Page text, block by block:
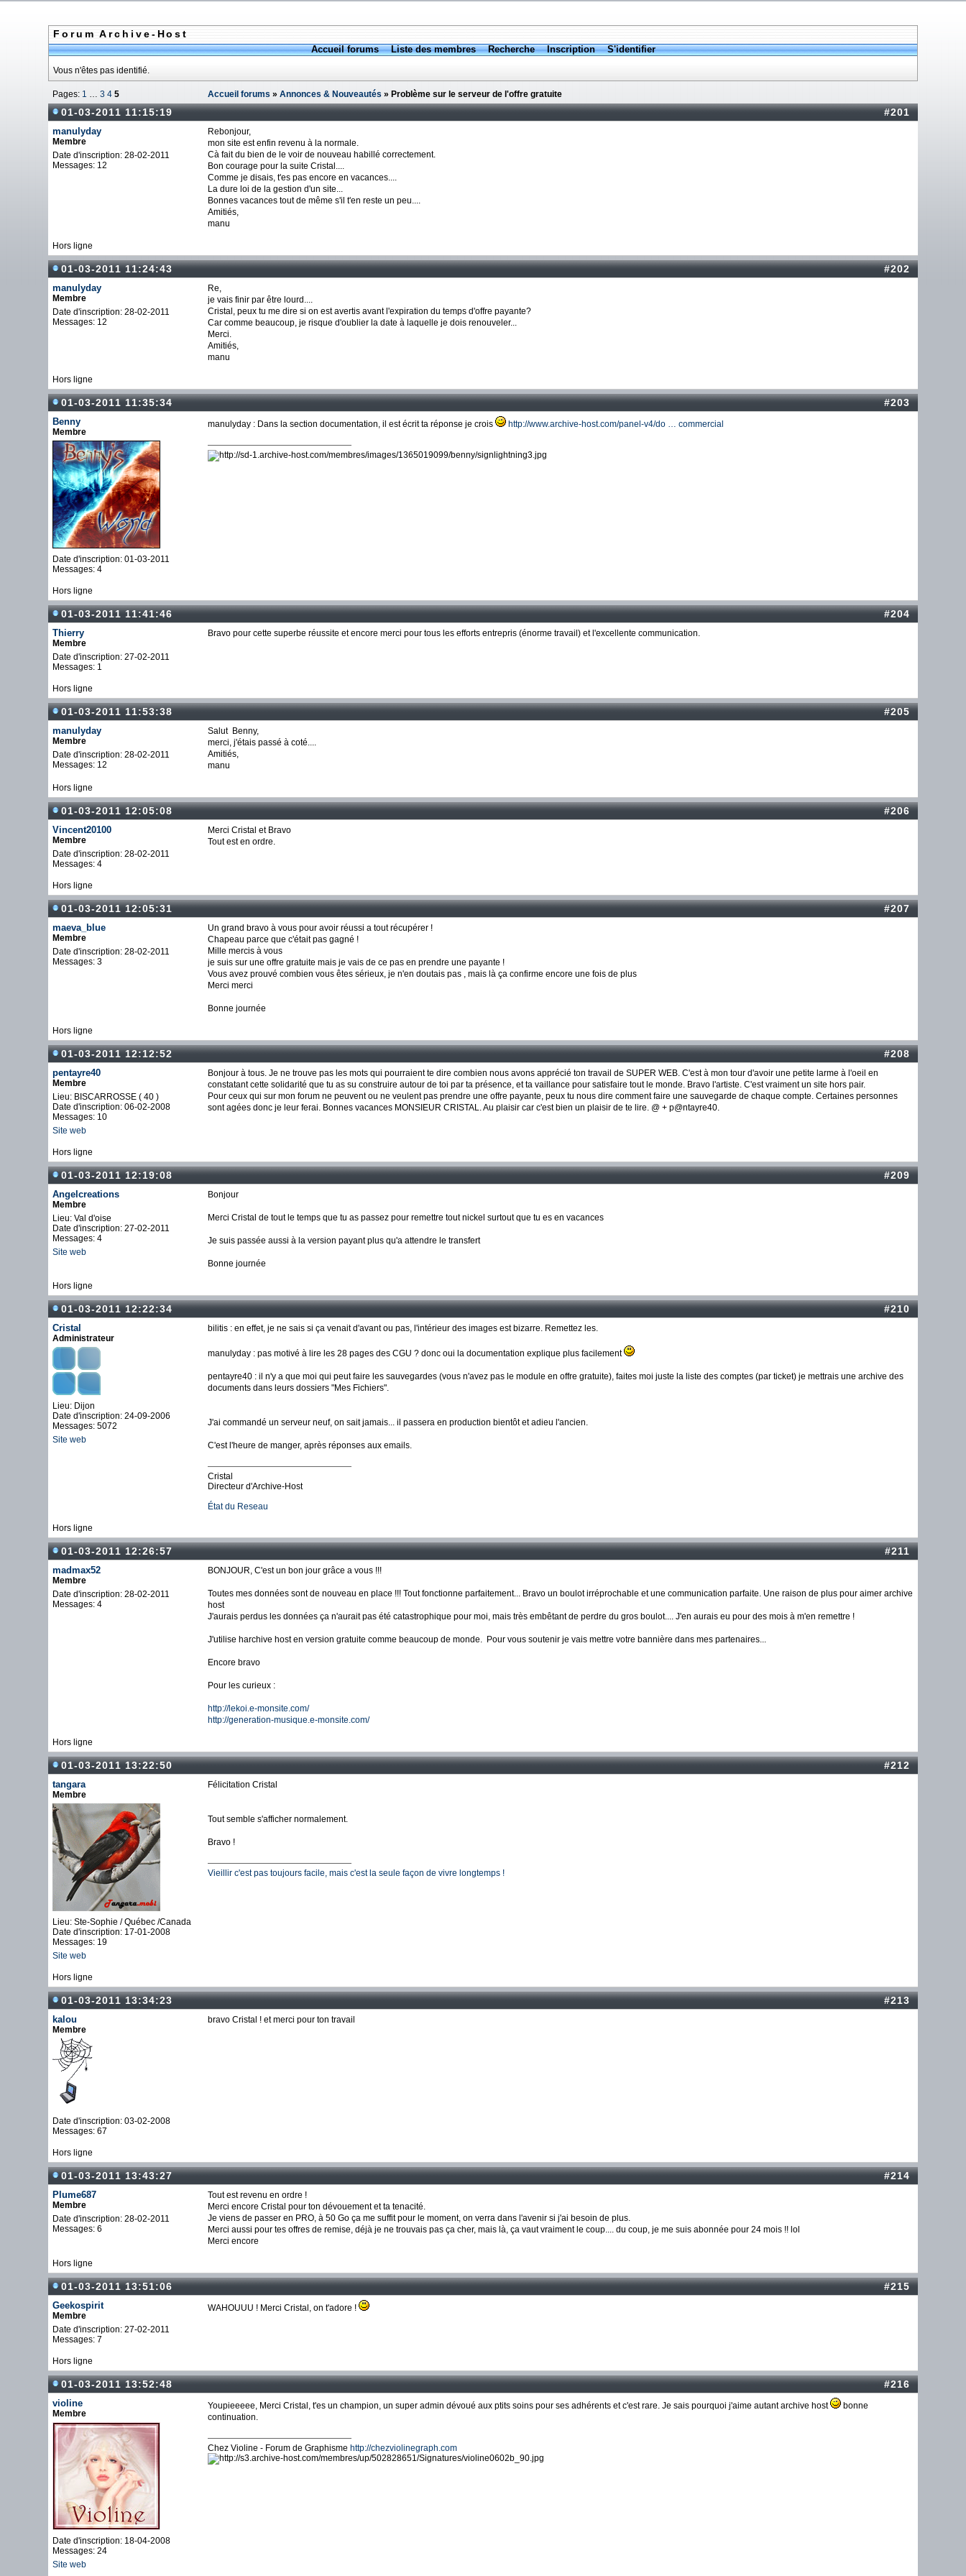
Forum Archive-Host
Accueil forums Liste des membres Recherche Inscription S'identifier
Vous n'êtes pas identifié.
Pages: 1 …3 4 5 Accueil forums »Annonces & Nouveautés » Problème sur le serveur de l'offre gratuite
#201
01-03-2011 11:15:19
manulyday
Membre
Date d'inscription: 28-02-2011
Messages: 12
Rebonjour,
mon site est enfin revenu à la normale.
Cà fait du bien de le voir de nouveau habillé correctement.
Bon courage pour la suite Cristal....
Comme je disais, t'es pas encore en vacances....
La dure loi de la gestion d'un site...
Bonnes vacances tout de même s'il t'en reste un peu....
Amitiés,
manu
Hors ligne
#202
01-03-2011 11:24:43
manulyday
Membre
Date d'inscription: 28-02-2011
Messages: 12
Re,
je vais finir par être lourd....
Cristal, peux tu me dire si on est avertis avant l'expiration du temps d'offre payante?
Car comme beaucoup, je risque d'oublier la date à laquelle je dois renouveler...
Merci.
Amitiés,
manu
Hors ligne
#203
01-03-2011 11:35:34
Benny
Membre
Date d'inscription: 01-03-2011
Messages: 4
manulyday : Dans la section documentation, il est écrit ta réponse je crois http://www.archive-host.com/panel-v4/do … commercial
Hors ligne
#204
01-03-2011 11:41:46
Thierry
Membre
Date d'inscription: 27-02-2011
Messages: 1
Bravo pour cette superbe réussite et encore merci pour tous les efforts entrepris (énorme travail) et l'excellente communication.
Hors ligne
#205
01-03-2011 11:53:38
manulyday
Membre
Date d'inscription: 28-02-2011
Messages: 12
Salut Benny,
merci, j'étais passé à coté....
Amitiés,
manu
Hors ligne
#206
01-03-2011 12:05:08
Vincent20100
Membre
Date d'inscription: 28-02-2011
Messages: 4
Merci Cristal et Bravo
Tout est en ordre.
Hors ligne
#207
01-03-2011 12:05:31
maeva_blue
Membre
Date d'inscription: 28-02-2011
Messages: 3
Un grand bravo à vous pour avoir réussi a tout récupérer !
Chapeau parce que c'était pas gagné !
Mille mercis à vous
je suis sur une offre gratuite mais je vais de ce pas en prendre une payante !
Vous avez prouvé combien vous êtes sérieux, je n'en doutais pas , mais là ça confirme encore une fois de plus
Merci merci
Bonne journée
Hors ligne
#208
01-03-2011 12:12:52
pentayre40
Membre
Lieu: BISCARROSSE ( 40 )
Date d'inscription: 06-02-2008
Messages: 10
Site web
Bonjour à tous. Je ne trouve pas les mots qui pourraient te dire combien nous avons apprécié ton travail de SUPER WEB. C'est à mon tour d'avoir une petite larme à l'oeil en
constatant cette solidarité que tu as su construire autour de toi par ta présence, et ta vaillance pour satisfaire tout le monde. Bravo l'artiste. C'est vraiment un site hors pair.
Pour ceux qui sur mon forum ne peuvent ou ne veulent pas prendre une offre payante, peux tu nous dire comment faire une sauvegarde de chaque compte. Certaines personnes
sont agées donc je leur ferai. Bonnes vacances MONSIEUR CRISTAL. Au plaisir car c'est bien un plaisir de te lire. @ + p@ntayre40.
Hors ligne
#209
01-03-2011 12:19:08
Angelcreations
Membre
Lieu: Val d'oise
Date d'inscription: 27-02-2011
Messages: 4
Site web
Bonjour
Merci Cristal de tout le temps que tu as passez pour remettre tout nickel surtout que tu es en vacances
Je suis passée aussi à la version payant plus qu'a attendre le transfert
Bonne journée
Hors ligne
#210
01-03-2011 12:22:34
Cristal
Administrateur
Lieu: Dijon
Date d'inscription: 24-09-2006
Messages: 5072
Site web
bilitis : en effet, je ne sais si ça venait d'avant ou pas, l'intérieur des images est bizarre. Remettez les.
manulyday : pas motivé à lire les 28 pages des CGU ? donc oui la documentation explique plus facilement
pentayre40 : il n'y a que moi qui peut faire les sauvegardes (vous n'avez pas le module en offre gratuite), faites moi juste la liste des comptes (par ticket) je mettrais une archive des
documents dans leurs dossiers "Mes Fichiers".
J'ai commandé un serveur neuf, on sait jamais... il passera en production bientôt et adieu l'ancien.
C'est l'heure de manger, après réponses aux emails.
Cristal
Directeur d'Archive-Host
État du Reseau
Hors ligne
#211
01-03-2011 12:26:57
madmax52
Membre
Date d'inscription: 28-02-2011
Messages: 4
BONJOUR, C'est un bon jour grâce a vous !!!
Toutes mes données sont de nouveau en place !!! Tout fonctionne parfaitement... Bravo un boulot irréprochable et une communication parfaite. Une raison de plus pour aimer archive
host
J'aurais perdus les données ça n'aurait pas été catastrophique pour moi, mais très embêtant de perdre du gros boulot.... J'en aurais eu pour des mois à m'en remettre !
J'utilise harchive host en version gratuite comme beaucoup de monde. Pour vous soutenir je vais mettre votre bannière dans mes partenaires...
Encore bravo
Pour les curieux :
http://lekoi.e-monsite.com/
http://generation-musique.e-monsite.com/
Hors ligne
#212
01-03-2011 13:22:50
tangara
Membre
Lieu: Ste-Sophie / Québec /Canada
Date d'inscription: 17-01-2008
Messages: 19
Site web
Félicitation Cristal
Tout semble s'afficher normalement.
Bravo !
Vieillir c'est pas toujours facile, mais c'est la seule façon de vivre longtemps !
Hors ligne
#213
01-03-2011 13:34:23
kalou
Membre
Date d'inscription: 03-02-2008
Messages: 67
bravo Cristal ! et merci pour ton travail
Hors ligne
#214
01-03-2011 13:43:27
Plume687
Membre
Date d'inscription: 28-02-2011
Messages: 6
Tout est revenu en ordre !
Merci encore Cristal pour ton dévouement et ta tenacité.
Je viens de passer en PRO, à 50 Go ça me suffit pour le moment, on verra dans l'avenir si j'ai besoin de plus.
Merci aussi pour tes offres de remise, déjà je ne trouvais pas ça cher, mais là, ça vaut vraiment le coup.... du coup, je me suis abonnée pour 24 mois !! lol
Merci encore
Hors ligne
#215
01-03-2011 13:51:06
Geekospirit
Membre
Date d'inscription: 27-02-2011
Messages: 7
WAHOUUU ! Merci Cristal, on t'adore !
Hors ligne
#216
01-03-2011 13:52:48
violine
Membre
Date d'inscription: 18-04-2008
Messages: 24
Site web
Youpieeeee, Merci Cristal, t'es un champion, un super admin dévoué aux ptits soins pour ses adhérents et c'est rare. Je sais pourquoi j'aime autant archive host
bonne
continuation.
Chez Violine - Forum de Graphisme http://chezviolinegraph.com